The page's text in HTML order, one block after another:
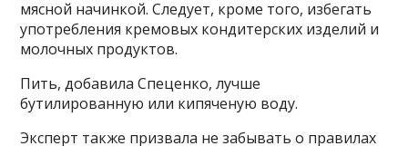
мясной начинкой. Следует, кроме того, избегать
употребления кремовых кондитерских изделий и
молочных продуктов.
Пить, добавила Спеценко, лучше
бутилированную или кипяченую воду.
Эксперт также призвала не забывать о правилах